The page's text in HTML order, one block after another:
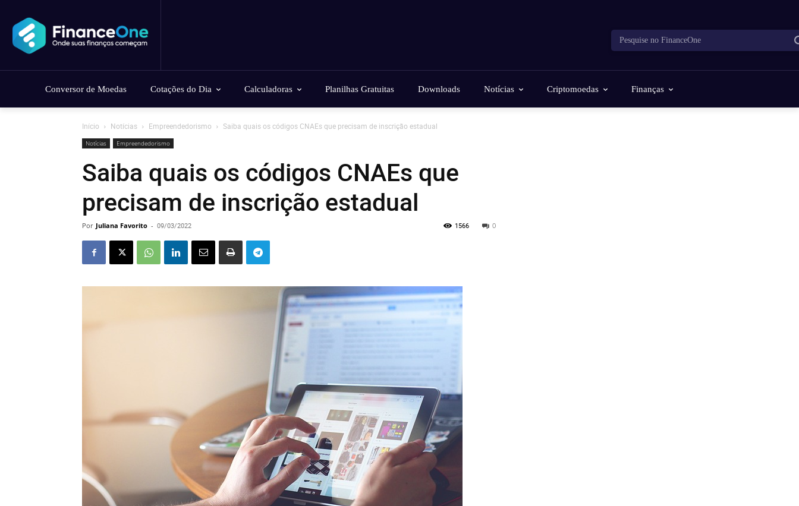
Pesquise no FinanceOne
Conversor de Moedas Cotações do Dia Calculadoras Planilhas Gratuitas Downloads Notícias Criptomoedas Finanças
Início Notícias Empreendedorismo Saiba quais os códigos CNAEs que precisam de inscrição estadual
Notícias Empreendedorismo
Saiba quais os códigos CNAEs que
precisam de inscrição estadual
Por Juliana Favorito - 09/03/2022 0
1566